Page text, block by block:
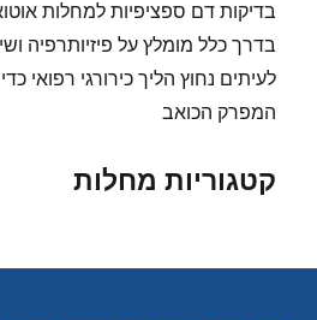
בדיקות דם ספציפיות למחלות
בדרך כלל מומלץ על פיזיותרפיה
לעיתים נחוץ הליך כירורגי רפואי
המפרק הכואב
קטגוריות מחלות